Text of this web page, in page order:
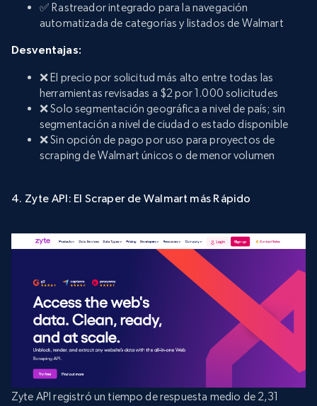
✅ Rastreador integrado para la navegación
automatizada de categorías y listados de Walmart
Desventajas:
❌ El precio por solicitud más alto entre todas las
herramientas revisadas a $2 por 1.000 solicitudes
❌ Solo segmentación geográfica a nivel de país; sin
segmentación a nivel de ciudad o estado disponible
❌ Sin opción de pago por uso para proyectos de
scraping de Walmart únicos o de menor volumen
4. Zyte API: El Scraper de Walmart más Rápido
Zyte API registró un tiempo de respuesta medio de 2,31